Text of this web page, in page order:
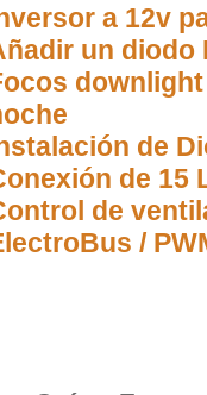
a 12v
un diodo
de
de 15
de
/